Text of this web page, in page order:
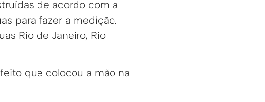
de acordo com a
para fazer a medição.
Rio de Janeiro, Rio
que colocou a mão na